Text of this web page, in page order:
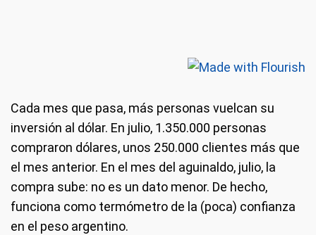
Cada mes que pasa, más personas vuelcan su
inversión al dólar. En julio, 1.350.000 personas
compraron dólares, unos 250.000 clientes más que
el mes anterior. En el mes del aguinaldo, julio, la
compra sube: no es un dato menor. De hecho,
funciona como termómetro de la (poca) confianza
en el peso argentino.